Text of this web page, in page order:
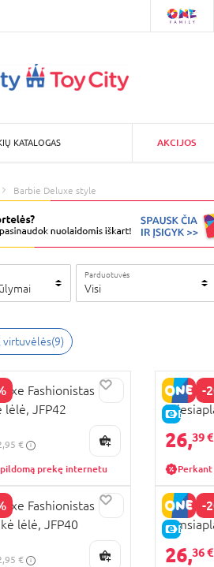
KATALOGAS AKCIJOS
Barbie Deluxe style
Parduotuvės
Visi
virtuvėlės(9)
Fashionistas
lėlė, JFP42
€
prekę internetu
-
E-
BARBIE
26,39 €
Fashionistas
lėlė, JFP40
€
-
E-
BARBIE
26,36 €